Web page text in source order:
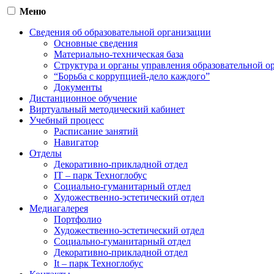
Меню
Сведения об образовательной организации
Основные сведения
Материально-техническая база
Структура и органы управления образовательной
“Борьба с коррупцией-дело каждого”
Документы
Дистанционное обучение
Виртуальный методический кабинет
Учебный процесс
Расписание занятий
Навигатор
Отделы
Декоративно-прикладной отдел
IT – парк Техноглобус
Социально-гуманитарный отдел
Художественно-эстетический отдел
Медиагалерея
Портфолио
Художественно-эстетический отдел
Социально-гуманитарный отдел
Декоративно-прикладной отдел
It – парк Техноглобус